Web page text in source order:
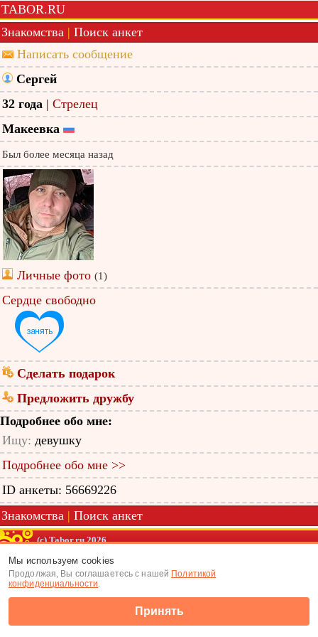
TABOR.RU
Знакомства | Поиск анкет
Написать сообщение
Сергей
32 года | Стрелец
Макеевка
Был более месяца назад
Личные фото (1)
Сердце свободно
Сделать подарок
Предложить дружбу
Подробнее обо мне:
Ищу: девушку
Подробнее обо мне >>
ID анкеты: 56669226
Знакомства | Поиск анкет
(c) Tabor.ru 2026
Мы используем cookies
Продолжая, Вы соглашаетесь с нашей Политикой
конфиденциальности.
Принять